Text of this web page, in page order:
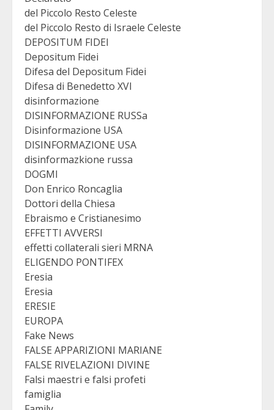
del Piccolo Resto Celeste
del Piccolo Resto di Israele Celeste
DEPOSITUM FIDEI
Depositum Fidei
Difesa del Depositum Fidei
Difesa di Benedetto XVI
disinformazione
DISINFORMAZIONE RUSSa
Disinformazione USA
DISINFORMAZIONE USA
disinformazkione russa
DOGMI
Don Enrico Roncaglia
Dottori della Chiesa
Ebraismo e Cristianesimo
EFFETTI AVVERSI
effetti collaterali sieri MRNA
ELIGENDO PONTIFEX
Eresia
Eresia
ERESIE
EUROPA
Fake News
FALSE APPARIZIONI MARIANE
FALSE RIVELAZIONI DIVINE
Falsi maestri e falsi profeti
famiglia